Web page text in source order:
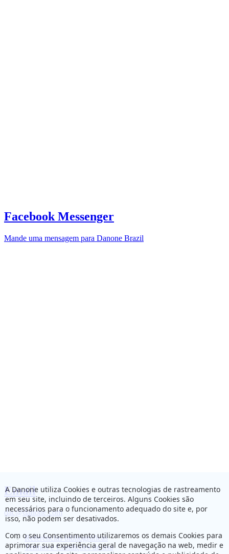
Facebook Messenger
Mande uma mensagem para Danone Brazil
Email
dac@danone.com
Referências bibliográficas
Termos e Condições de uso
A Danone utiliza Cookies e outras tecnologias de rastreamento
em seu site, incluindo de terceiros. Alguns Cookies são
necessários para o funcionamento adequado do site e, por
isso, não podem ser desativados.
Com o seu Consentimento utilizaremos os demais Cookies para
aprimorar sua experiência geral de navegação na web, medir e